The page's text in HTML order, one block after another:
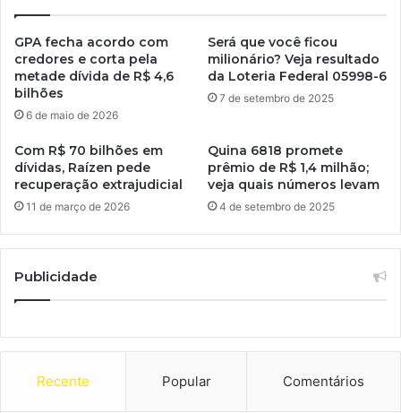
GPA fecha acordo com
credores e corta pela
metade dívida de R$ 4,6
bilhões
6 de maio de 2026
Será que você ficou
milionário? Veja resultado
da Loteria Federal 05998-6
7 de setembro de 2025
Com R$ 70 bilhões em
dívidas, Raízen pede
recuperação extrajudicial
11 de março de 2026
Quina 6818 promete
prêmio de R$ 1,4 milhão;
veja quais números levam
4 de setembro de 2025
Publicidade
Recente Popular Comentários